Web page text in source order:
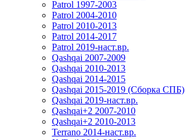
Patrol 1997-2003
Patrol 2004-2010
Patrol 2010-2013
Patrol 2014-2017
Patrol 2019-наст.вр.
Qashqai 2007-2009
Qashqai 2010-2013
Qashqai 2014-2015
Qashqai 2015-2019 (Сборка СПБ)
Qashqai 2019-наст.вр.
Qashqai+2 2007-2010
Qashqai+2 2010-2013
Terrano 2014-наст.вр.